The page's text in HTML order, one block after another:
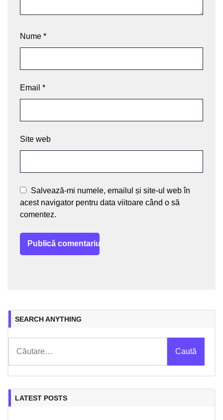
Nume *
Email *
Site web
Salvează-mi numele, emailul și site-ul web în
acest navigator pentru data viitoare când o să
comentez.
SEARCH ANYTHING
după:
LATEST POSTS